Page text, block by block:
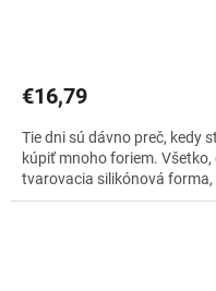
€16,79
Tie dni sú dávno preč, kedy
kúpiť mnoho foriem.
tvarovacia silikónová